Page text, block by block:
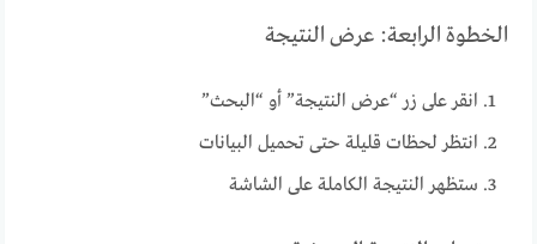
الخطوة الرابعة: عرض النتيجة
انقر على زر “عرض النتيجة” أو “البحث”
انتظر لحظات قليلة حتى تحميل البيانات
ستظهر النتيجة الكاملة على الشاشة